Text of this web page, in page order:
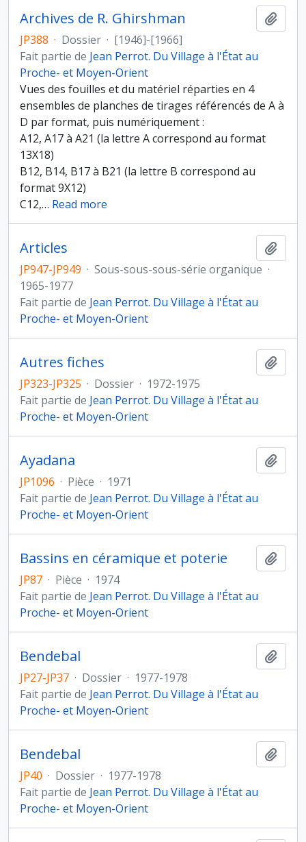
Archives de R. Ghirshman
JP388 · Dossier · [1946]-[1966]
Fait partie de Jean Perrot. Du Village à l'État au
Proche- et Moyen-Orient
Vues des fouilles et du matériel réparties en 4
ensembles de planches de tirages référencés de A à
D par format, puis numériquement :
A12, A17 à A21 (la lettre A correspond au format
13X18)
B12, B14, B17 à B21 (la lettre B correspond au
format 9X12)
C12,… Read more
Articles
JP947-JP949 · Sous-sous-sous-série organique ·
1965-1977
Fait partie de Jean Perrot. Du Village à l'État au
Proche- et Moyen-Orient
Autres fiches
JP323-JP325 · Dossier · 1972-1975
Fait partie de Jean Perrot. Du Village à l'État au
Proche- et Moyen-Orient
Ayadana
JP1096 · Pièce · 1971
Fait partie de Jean Perrot. Du Village à l'État au
Proche- et Moyen-Orient
Bassins en céramique et poterie
JP87 · Pièce · 1974
Fait partie de Jean Perrot. Du Village à l'État au
Proche- et Moyen-Orient
Bendebal
JP27-JP37 · Dossier · 1977-1978
Fait partie de Jean Perrot. Du Village à l'État au
Proche- et Moyen-Orient
Bendebal
JP40 · Dossier · 1977-1978
Fait partie de Jean Perrot. Du Village à l'État au
Proche- et Moyen-Orient